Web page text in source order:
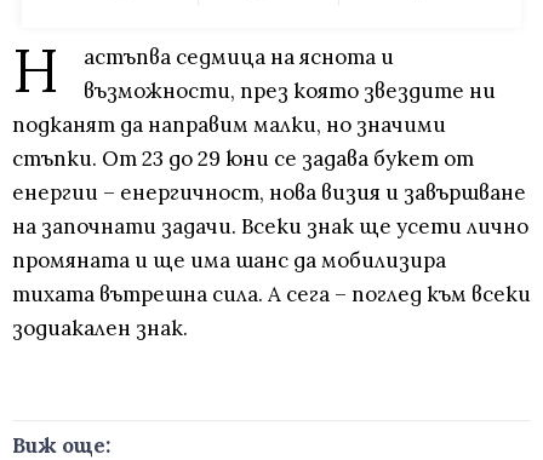
Н
астъпва седмица на яснота и
възможности, през която звездите ни
подканят да направим малки, но значими
стъпки. От 23 до 29 юни се задава букет от
енергии – енергичност, нова визия и завършване
на започнати задачи. Всеки знак ще усети лично
промяната и ще има шанс да мобилизира
тихата вътрешна сила. А сега – поглед към всеки
зодиакален знак.
Виж още: